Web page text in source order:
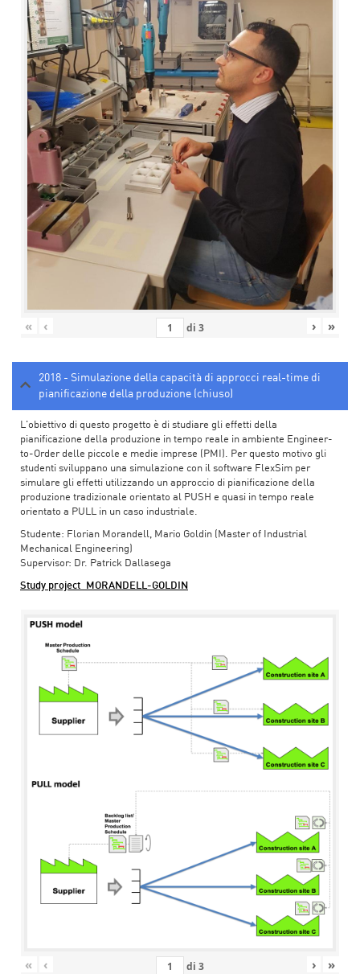
« ‹ di 3 › »
2018 - Simulazione della capacità di approcci real-time di
pianificazione della produzione (chiuso)
L'obiettivo di questo progetto è di studiare gli effetti della
pianificazione della produzione in tempo reale in ambiente Engineer-
to-Order delle piccole e medie imprese (PMI). Per questo motivo gli
studenti sviluppano una simulazione con il software FlexSim per
simulare gli effetti utilizzando un approccio di pianificazione della
produzione tradizionale orientato al PUSH e quasi in tempo reale
orientato a PULL in un caso industriale.
Studente: Florian Morandell, Mario Goldin (Master of Industrial
Mechanical Engineering)
Supervisor: Dr. Patrick Dallasega
Study project_MORANDELL-GOLDIN
« ‹ di 3 › »